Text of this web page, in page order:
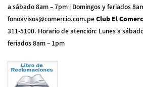
a sábado 8am – 7pm | Domingos y feriados
fonoavisos@comercio.com.peClub El
311-5100. Horario de atención: Lunes a
feriados 8am – 1pm